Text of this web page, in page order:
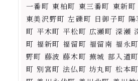
一番町 東柏町 東三番町 東新
東美沢野町 左礫町 日御子町
町 平木町 平松町 広瀬町 深瀬
町 福新町 福留町 福留南 福永
野町 藤波 藤木町 蕪城 部入道
町 別宮町 法仏町 坊丸町 松本